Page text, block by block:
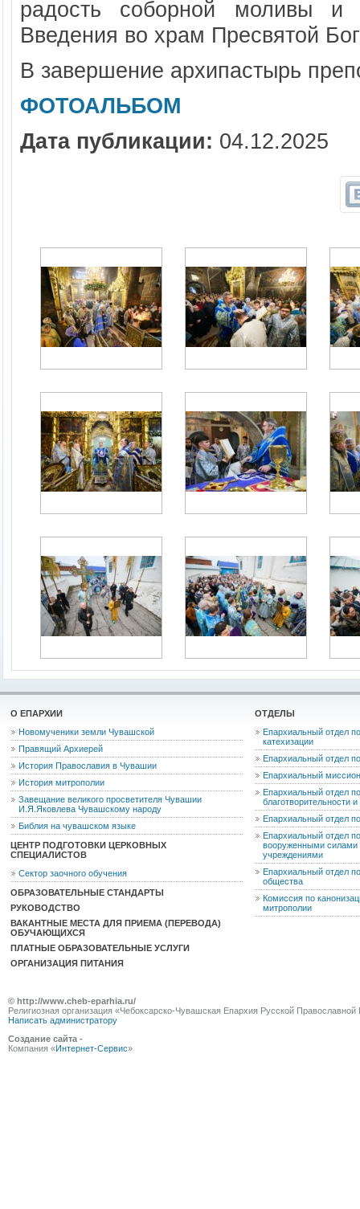
радость соборной моливы и
Введения во храм Пресвятой
В завершение архипастырь
ФОТОАЛЬБОМ
Дата публикации: 04.12.2025
О ЕПАРХИИ
Новомученики земли Чувашской
Правящий Архиерей
История Православия в Чувашии
История митрополии
Завещание великого просветителя Чувашии
И.Я.Яковлева Чувашскому народу
Библия на чувашском языке
ЦЕНТР ПОДГОТОВКИ ЦЕРКОВНЫХ
СПЕЦИАЛИСТОВ
Сектор заочного обучения
ОБРАЗОВАТЕЛЬНЫЕ СТАНДАРТЫ
РУКОВОДСТВО
ВАКАНТНЫЕ МЕСТА ДЛЯ ПРИЕМА (ПЕРЕВОДА)
ОБУЧАЮЩИХСЯ
ПЛАТНЫЕ ОБРАЗОВАТЕЛЬНЫЕ УСЛУГИ
ОРГАНИЗАЦИЯ ПИТАНИЯ
ОТДЕЛЫ
Епархиальный отдел
катехизации
Епархиальный отдел
Епархиальный
Епархиальный отдел
благотворительности
Епархиальный отдел
Епархиальный отдел
вооруженными силами
учреждениями
Епархиальный отдел
общества
Комиссия по
митрополии
© http://www.cheb-eparhia.ru/
Религиозная организация «Чебоксарско-Чувашская Епархия Русской
Написать администратору
Создание сайта -
Компания «Интернет-Сервис»